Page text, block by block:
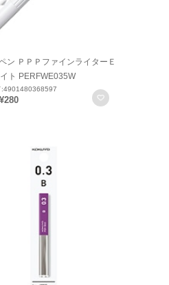
録
ン ＰＰＰファインライターＥ
ト PERFWE035W
:4901480368597
¥280